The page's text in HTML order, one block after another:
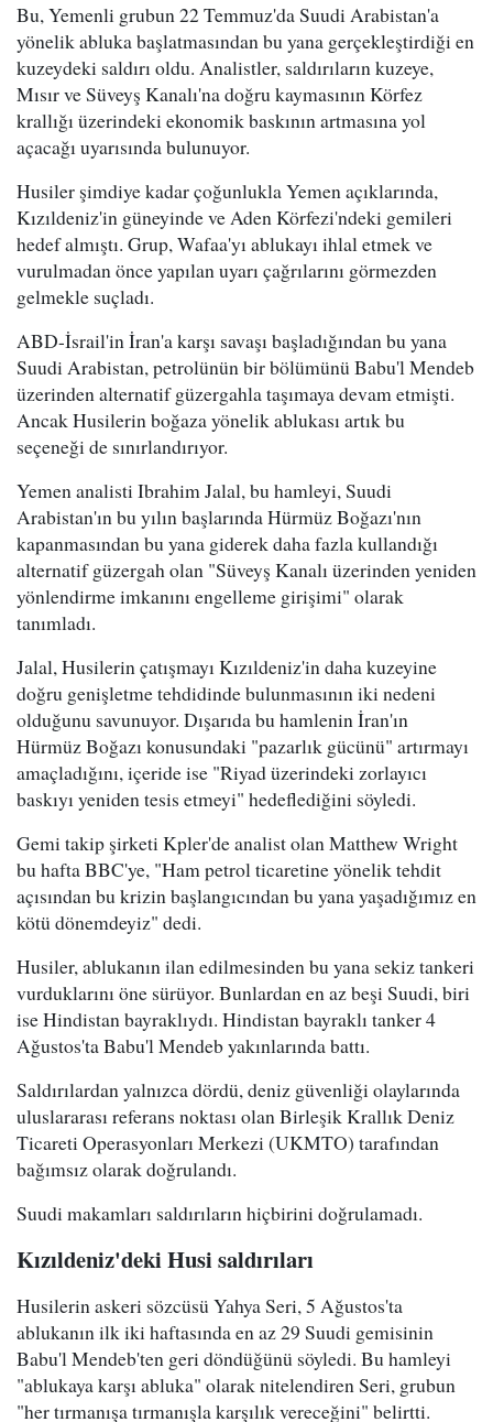
Bu, Yemenli grubun 22 Temmuz'da Suudi Arabistan'a
yönelik abluka başlatmasından bu yana gerçekleştirdiği en
kuzeydeki saldırı oldu. Analistler, saldırıların kuzeye,
Mısır ve Süveyş Kanalı'na doğru kaymasının Körfez
krallığı üzerindeki ekonomik baskının artmasına yol
açacağı uyarısında bulunuyor.
Husiler şimdiye kadar çoğunlukla Yemen açıklarında,
Kızıldeniz'in güneyinde ve Aden Körfezi'ndeki gemileri
hedef almıştı. Grup, Wafaa'yı ablukayı ihlal etmek ve
vurulmadan önce yapılan uyarı çağrılarını görmezden
gelmekle suçladı.
ABD-İsrail'in İran'a karşı savaşı başladığından bu yana
Suudi Arabistan, petrolünün bir bölümünü Babu'l Mendeb
üzerinden alternatif güzergahla taşımaya devam etmişti.
Ancak Husilerin boğaza yönelik ablukası artık bu
seçeneği de sınırlandırıyor.
Yemen analisti Ibrahim Jalal, bu hamleyi, Suudi
Arabistan'ın bu yılın başlarında Hürmüz Boğazı'nın
kapanmasından bu yana giderek daha fazla kullandığı
alternatif güzergah olan "Süveyş Kanalı üzerinden yeniden
yönlendirme imkanını engelleme girişimi" olarak
tanımladı.
Jalal, Husilerin çatışmayı Kızıldeniz'in daha kuzeyine
doğru genişletme tehdidinde bulunmasının iki nedeni
olduğunu savunuyor. Dışarıda bu hamlenin İran'ın
Hürmüz Boğazı konusundaki "pazarlık gücünü" artırmayı
amaçladığını, içeride ise "Riyad üzerindeki zorlayıcı
baskıyı yeniden tesis etmeyi" hedeflediğini söyledi.
Gemi takip şirketi Kpler'de analist olan Matthew Wright
bu hafta BBC'ye, "Ham petrol ticaretine yönelik tehdit
açısından bu krizin başlangıcından bu yana yaşadığımız en
kötü dönemdeyiz" dedi.
Husiler, ablukanın ilan edilmesinden bu yana sekiz tankeri
vurduklarını öne sürüyor. Bunlardan en az beşi Suudi, biri
ise Hindistan bayraklıydı. Hindistan bayraklı tanker 4
Ağustos'ta Babu'l Mendeb yakınlarında battı.
Saldırılardan yalnızca dördü, deniz güvenliği olaylarında
uluslararası referans noktası olan Birleşik Krallık Deniz
Ticareti Operasyonları Merkezi (UKMTO) tarafından
bağımsız olarak doğrulandı.
Suudi makamları saldırıların hiçbirini doğrulamadı.
Kızıldeniz'deki Husi saldırıları
Husilerin askeri sözcüsü Yahya Seri, 5 Ağustos'ta
ablukanın ilk iki haftasında en az 29 Suudi gemisinin
Babu'l Mendeb'ten geri döndüğünü söyledi. Bu hamleyi
"ablukaya karşı abluka" olarak nitelendiren Seri, grubun
"her tırmanışa tırmanışla karşılık vereceğini" belirtti.